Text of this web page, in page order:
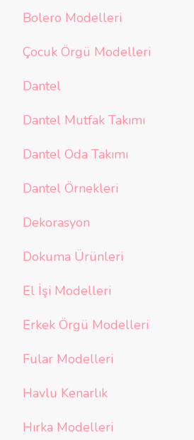
Bolero Modelleri
Çocuk Örgü Modelleri
Dantel
Dantel Mutfak Takımı
Dantel Oda Takımı
Dantel Örnekleri
Dekorasyon
Dokuma Ürünleri
El İşi Modelleri
Erkek Örgü Modelleri
Fular Modelleri
Havlu Kenarlık
Hırka Modelleri